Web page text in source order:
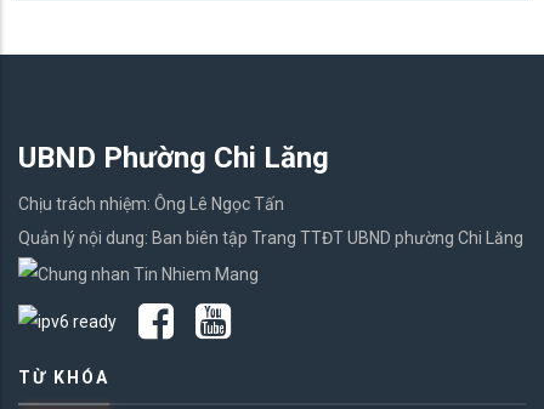
UBND Phường Chi Lăng
Chịu trách nhiệm: Ông Lê Ngọc Tấn
Quản lý nội dung: Ban biên tập Trang TTĐT UBND phường Chi Lăng
TỪ KHÓA